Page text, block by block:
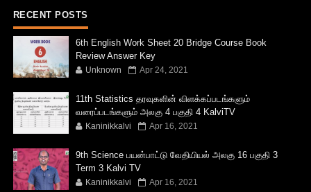
RECENT POSTS
6th English Work Sheet 20 Bridge Course Book
Review Answer Key
Unknown Apr 24, 2021
11th Statistics தரவுகளின் விளக்கப்படங்களும்
வரைப்படங்களும் அலகு 4 பகுதி 4 KalviTV
Kaninikkalvi Apr 16, 2021
9th Science பயன்பாட்டு வேதியியல் அலகு 16 பகுதி 3
Term 3 Kalvi TV
Kaninikkalvi Apr 16, 2021